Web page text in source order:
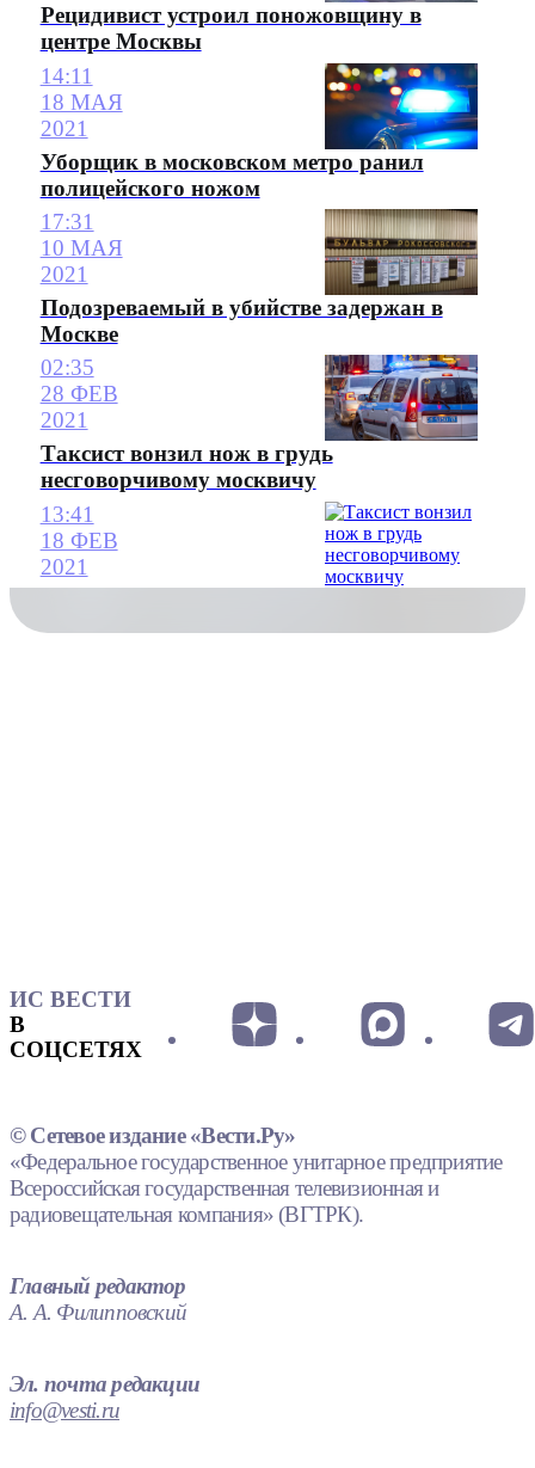
Рецидивист устроил поножовщину в
центре Москвы
14:11
18 МАЯ
2021
Уборщик в московском метро ранил
полицейского ножом
17:31
10 МАЯ
2021
Подозреваемый в убийстве задержан в
Москве
02:35
28 ФЕВ
2021
Таксист вонзил нож в грудь
несговорчивому москвичу
13:41
18 ФЕВ
2021
ИС ВЕСТИ
В
СОЦСЕТЯХ
© Сетевое издание «Вести.Ру»
«Федеральное государственное унитарное предприятие
Всероссийская государственная телевизионная и
радиовещательная компания» (ВГТРК).
Главный редактор
А. А. Филипповский
Эл. почта редакции
info@vesti.ru